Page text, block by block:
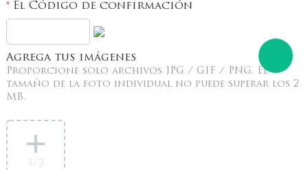
*El Código de confirmación
Agrega tus imágenes
Proporcione solo archivos JPG / GIF / PNG. El
tamaño de la foto individual no puede superar los 2
MB.
1 /3